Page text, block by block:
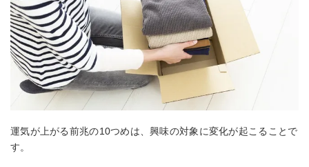
運気が上がる前兆の10つめは、興味の対象に変化が起こることで
す。